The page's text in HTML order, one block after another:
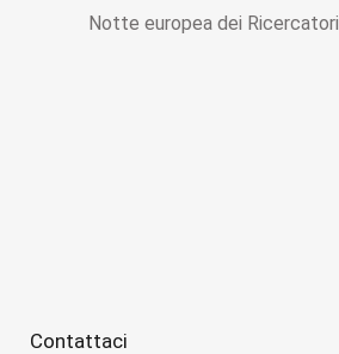
Notte europea dei Ricercatori
Contattaci